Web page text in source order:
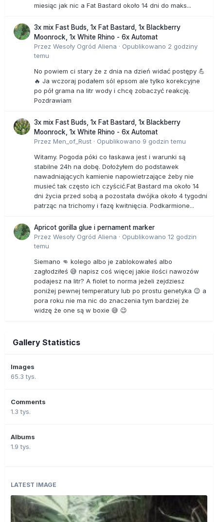
miesiąc jak nic a Fat Bastard około 14 dni do maks...
3x mix Fast Buds, 1x Fat Bastard, 1x Blackberry
Moonrock, 1x White Rhino - 6x Automat
Przez Wesoły Ogród Aliena · Opublikowano 2 godziny
temu
No powiem ci stary że z dnia na dzień widać postępy 💪
🔥 Ja wczoraj podałem sól epsom ale tylko korekcyjne
po pół grama na litr wody i chcę zobaczyć reakcję.
Pozdrawiam
3x mix Fast Buds, 1x Fat Bastard, 1x Blackberry
Moonrock, 1x White Rhino - 6x Automat
Przez Men_of_Rust · Opublikowano 9 godzin temu
Witamy. Pogoda póki co łaskawa jest i warunki są
stabilne 24h na dobę. Dołożyłem do podstawek
nawadniających kamienie napowietrzające żeby nie
musieć tak często ich czyścić.Fat Bastard ma około 14
dni życia przed sobą a pozostała dwójka około 4 tygodni
patrząc na trichomy i fazę kwitnięcia. Podkarmione...
Apricot gorilla glue i pernament marker
Przez Wesoły Ogród Aliena · Opublikowano 12 godzin
temu
Siemano 👊 kolego albo je zablokowałeś albo
zagłodziłeś 😅 napisz coś więcej jakie ilości nawozów
podajesz na litr? A fiolet to norma jeżeli zejdziesz
poniżej pewnej temperatury lub po prostu genetyka 😉 a
pora roku nie ma nic do znaczenia tym bardziej że
widzę że one są w boxie 😅 😉
Gallery Statistics
Images
65.3 tys.
Comments
1.3 tys.
Albums
1.9 tys.
LATEST IMAGE